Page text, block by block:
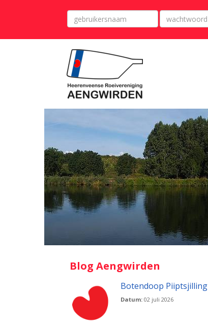
Blog Aengwirden
Botendoop Piiptsjilling
Datum: 02 juli 2026